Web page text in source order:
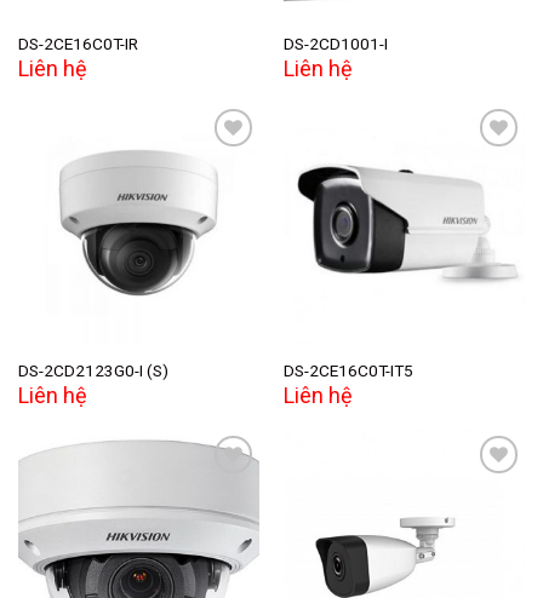
DS-2CE16C0T-IR
Liên hệ
DS-2CD1001-I
Liên hệ
wishlist
DS-2CD2123G0-I (S)
Liên hệ
wishlist
DS-2CE16C0T-IT5
Liên hệ
wishlist